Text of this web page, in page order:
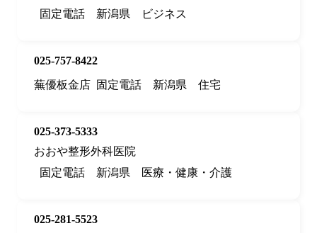
固定電話
新潟県 ビジネス
025-757-8422
蕪優板金店 固定電話 新潟県 住宅
025-373-5333
おおや整形外科医院
固定電話
新潟県 医療・健康・介護
025-281-5523